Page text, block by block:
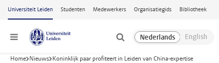
Ga naar hoofdinhoud
Universiteit Leiden Studenten Medewerkers Organisatiegids Bibliotheek
Menu
Home Nieuws Koninklijk paar profiteert in Leiden van China-expertise